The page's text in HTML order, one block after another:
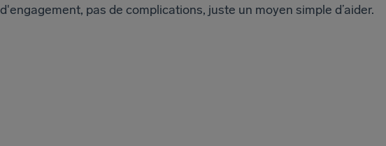
d'engagement, pas de complications, juste un moyen simple d’aider.